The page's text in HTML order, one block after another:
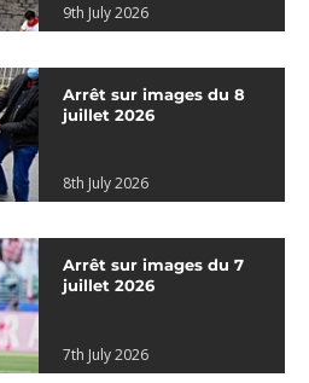
9th July 2026
Arrêt sur images du 8
juillet 2026
8th July 2026
Arrêt sur images du 7
juillet 2026
7th July 2026